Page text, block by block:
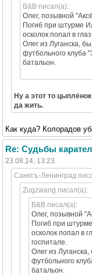
B&B писал(а):
Олег, позывной
Погиб при штурме
осколок попал в
Олег из Луганска,
футбольного клуба
батальон.
Ну а этот то
да жить.
Как куда? Колорадов
Re: Судьбы
23.08.14, 13:23
Санктъ-Ленинград
Zugzwang писал(а):
B&B писал(а):
Олег, позывной
Погиб при
осколок попал в
госпитале.
Олег из
футбольного
батальон.